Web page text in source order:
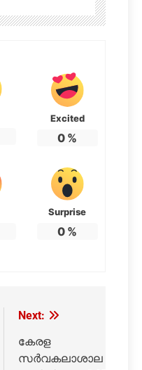
Excited
0 %
Surprise
0 %
Next:
കേരള
സർവകലാശാല